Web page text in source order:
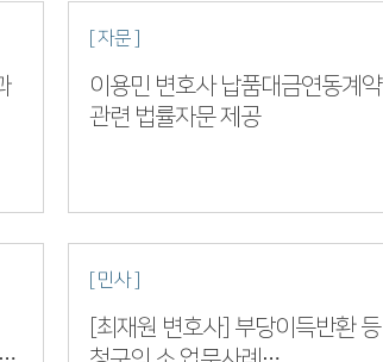
[ 자문 ]
이용민 변호사 납품대금연동계약
관련 법률자문 제공
[ 민사 ]
[최재원 변호사] 부당이득반환 등